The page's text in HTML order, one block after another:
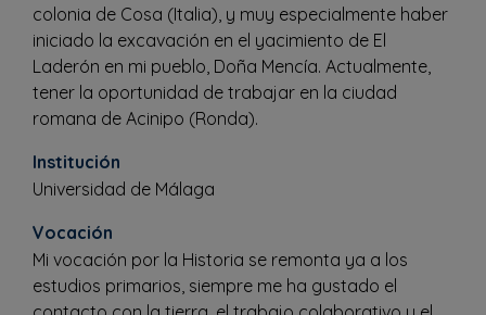
colonia de Cosa (Italia), y muy especialmente haber
iniciado la excavación en el yacimiento de El
Laderón en mi pueblo, Doña Mencía. Actualmente,
tener la oportunidad de trabajar en la ciudad
romana de Acinipo (Ronda).
Institución
Universidad de Málaga
Vocación
Mi vocación por la Historia se remonta ya a los
estudios primarios, siempre me ha gustado el